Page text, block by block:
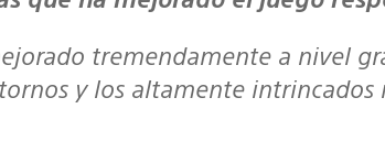
y los altamente intrincados